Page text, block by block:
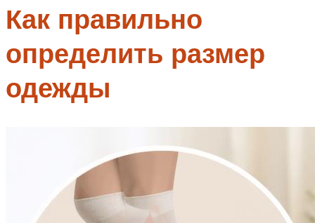
Как правильно
определить размер
одежды